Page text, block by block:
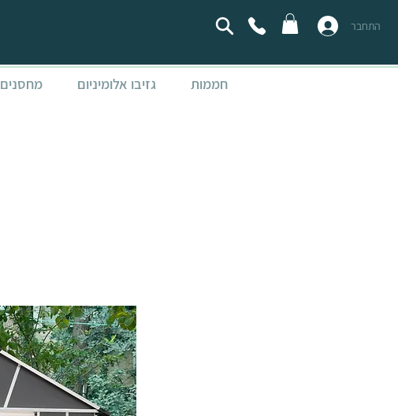
התחבר
חממות גזיבו אלומיניום מחסנים